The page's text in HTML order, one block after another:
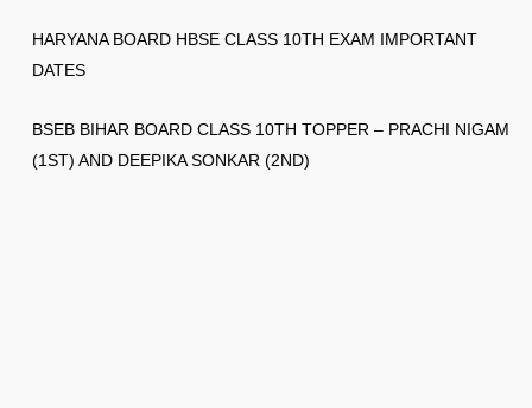
HARYANA BOARD HBSE CLASS 10TH EXAM IMPORTANT
DATES
BSEB BIHAR BOARD CLASS 10TH TOPPER – PRACHI NIGAM
(1ST) AND DEEPIKA SONKAR (2ND)